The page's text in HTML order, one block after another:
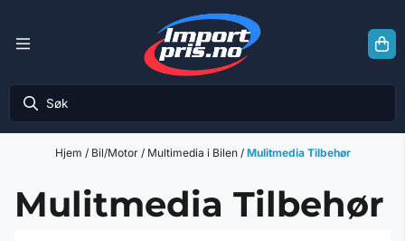
Hjem / Bil/Motor / Multimedia i Bilen / Mulitmedia Tilbehør
Mulitmedia Tilbehør